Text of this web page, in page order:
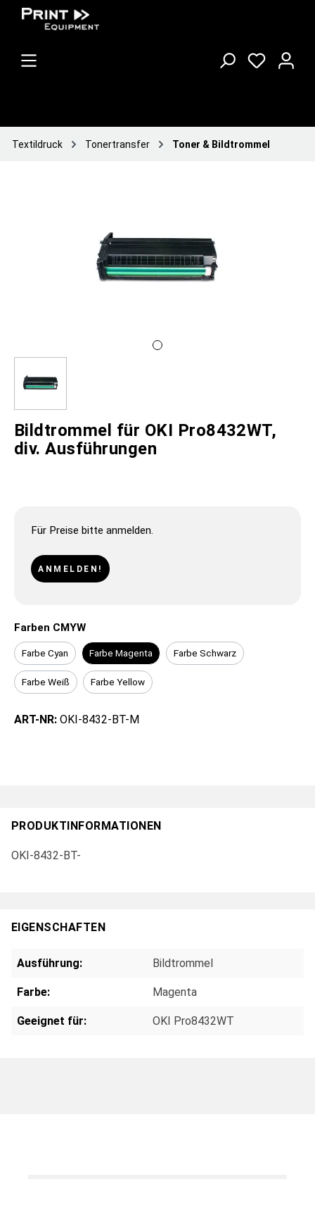
Textildruck Tonertransfer Toner & Bildtrommel
Bildtrommel für OKI Pro8432WT,
div. Ausführungen
Für Preise bitte anmelden.
ANMELDEN!
Farben CMYW
Farbe Cyan Farbe Magenta Farbe Schwarz
Farbe Weiß Farbe Yellow
ART-NR: OKI-8432-BT-M
PRODUKTINFORMATIONEN
OKI-8432-BT-
EIGENSCHAFTEN
Ausführung: Bildtrommel
Farbe: Magenta
Geeignet für: OKI Pro8432WT